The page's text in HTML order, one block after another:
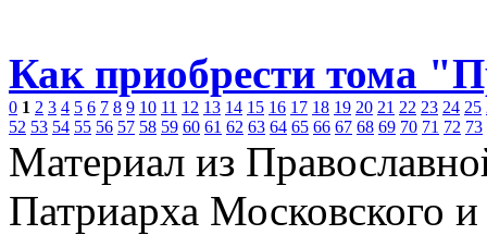
Как приобрести тома
0 1 2 3 4 5 6 7 8 9 10 11 12 13 14 15 16 17 18 19 20 21 22 23 24 25
52 53 54 55 56 57 58 59 60 61 62 63 64 65 66 67 68 69 70 71 72 73
Материал из
Патриарха Московского